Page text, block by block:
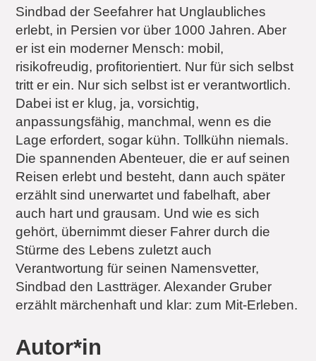
Sindbad der Seefahrer hat Unglaubliches
erlebt, in Persien vor über 1000 Jahren. Aber
er ist ein moderner Mensch: mobil,
risikofreudig, profit­orientiert. Nur für sich selbst
tritt er ein. Nur sich selbst ist er verantwortlich.
Dabei ist er klug, ja, vorsichtig,
anpassungsfähig, manchmal, wenn es die
Lage erfordert, sogar kühn. Tollkühn niemals.
Die spannenden Abenteuer, die er auf seinen
Reisen erlebt und besteht, dann auch später
erzählt sind unerwartet und fabelhaft, aber
auch hart und grausam. Und wie es sich
gehört, übernimmt dieser Fahrer durch die
Stürme des Lebens zuletzt auch
Verantwortung für seinen Namensvetter,
Sindbad den Lastträger. Alexander Gruber
erzählt märchen­haft und klar: zum Mit-Erleben.
Autor*in